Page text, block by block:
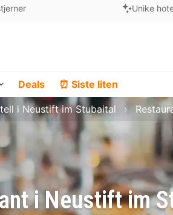
Unike
Deals ⏰ Siste liten
i Neustift im
i Neustift im Stubaital